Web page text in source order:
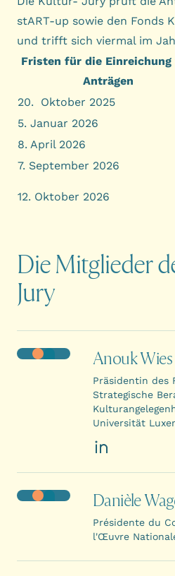
stART-up sowie den Fonds
und trifft sich viermal im
Fristen für die Einreichung
Anträgen
20. Oktober 2025
5. Januar 2026
8. April 2026
7. September 2026
12. Oktober 2026
Die Mitglieder
Jury
Anouk Wies
Präsidentin des
Strategische
Universität
Danièle
Présidente du
l'Œuvre